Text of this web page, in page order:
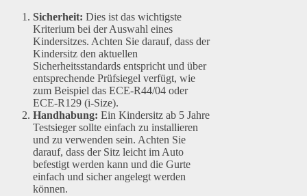
Sicherheit: Dies ist das wichtigste
Kriterium bei der Auswahl eines
Kindersitzes. Achten Sie darauf, dass der
Kindersitz den aktuellen
Sicherheitsstandards entspricht und über
entsprechende Prüfsiegel verfügt, wie
zum Beispiel das ECE-R44/04 oder
ECE-R129 (i-Size).
Handhabung: Ein Kindersitz ab 5 Jahre
Testsieger sollte einfach zu installieren
und zu verwenden sein. Achten Sie
darauf, dass der Sitz leicht im Auto
befestigt werden kann und die Gurte
einfach und sicher angelegt werden
können.